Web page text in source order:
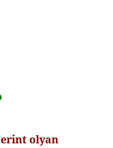
olyan